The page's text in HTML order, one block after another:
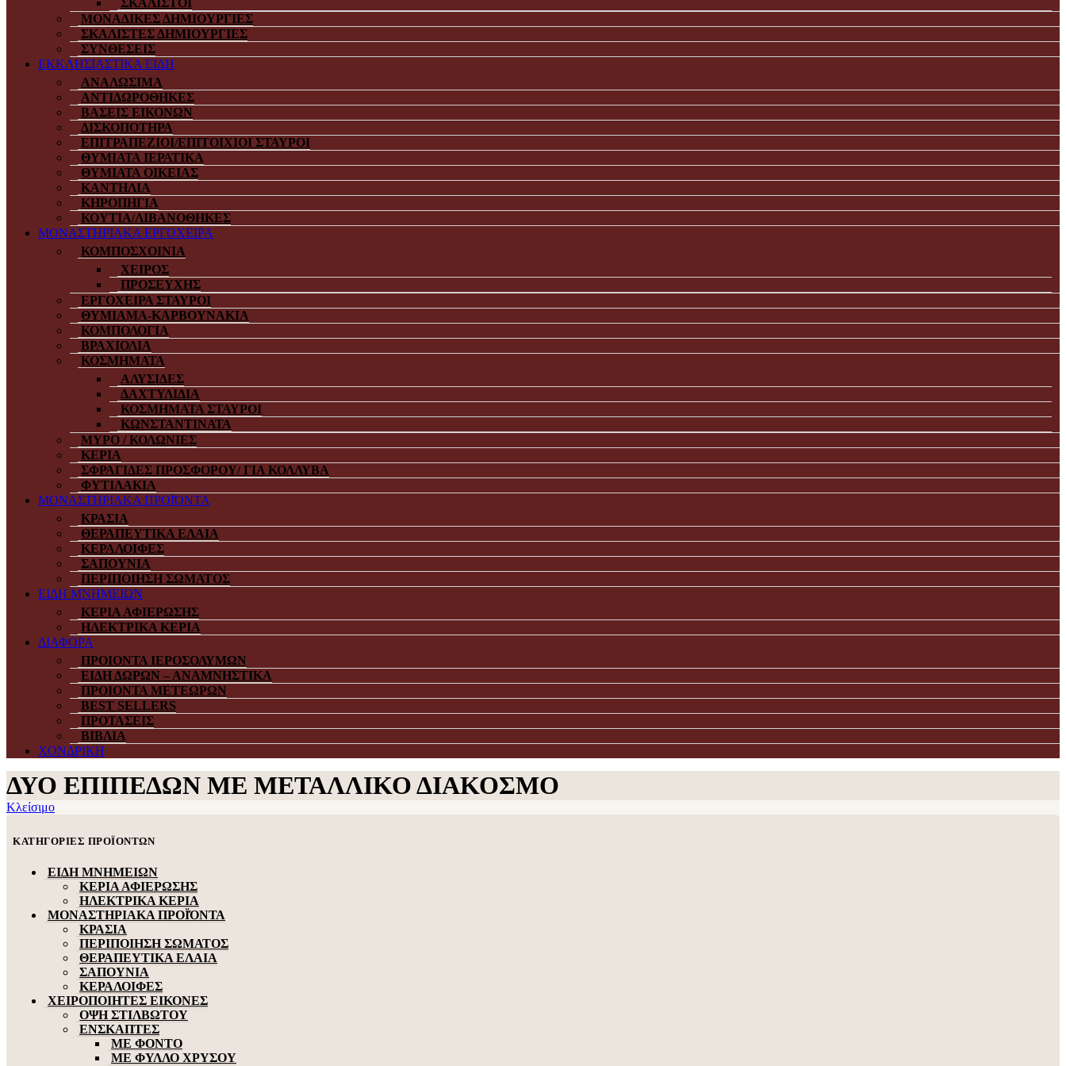
ΣΚΑΛΙΣΤΟΙ
ΜΟΝΑΔΙΚΕΣ ΔΗΜΙΟΥΡΓΙΕΣ
ΣΚΑΛΙΣΤΕΣ ΔΗΜΙΟΥΡΓΙΕΣ
ΣΥΝΘΕΣΕΙΣ
ΕΚΚΛΗΣΙΑΣΤΙΚΑ ΕΙΔΗ
ΑΝΑΛΩΣΙΜΑ
ΑΝΤΙΔΩΡΟΘΗΚΕΣ
ΒΑΣΕΙΣ ΕΙΚΟΝΩΝ
ΔΙΣΚΟΠΟΤΗΡΑ
ΕΠΙΤΡΑΠΕΖΙΟΙ/ΕΠΙΤΟΙΧΙΟΙ ΣΤΑΥΡΟΙ
ΘΥΜΙΑΤΑ ΙΕΡΑΤΙΚΑ
ΘΥΜΙΑΤΑ ΟΙΚΕΙΑΣ
ΚΑΝΤΗΛΙΑ
ΚΗΡΟΠΗΓΙΑ
ΚΟΥΤΙΑ/ΛΙΒΑΝΟΘΗΚΕΣ
ΜΟΝΑΣΤΗΡΙΑΚΑ ΕΡΓΟΧΕΙΡΑ
ΚΟΜΠΟΣΧΟΙΝΙΑ
ΧΕΙΡΟΣ
ΠΡΟΣΕΥΧΗΣ
ΕΡΓΟΧΕΙΡΑ ΣΤΑΥΡΟΙ
ΘΥΜΙΑΜΑ-ΚΑΡΒΟΥΝΑΚΙΑ
ΚΟΜΠΟΛΟΓΙΑ
ΒΡΑΧΙΟΛΙΑ
ΚΟΣΜΗΜΑΤΑ
ΑΛΥΣΙΔΕΣ
ΔΑΧΤΥΛΙΔΙΑ
ΚΟΣΜΗΜΑΤΑ ΣΤΑΥΡΟΙ
ΚΩΝΣΤΑΝΤΙΝΑΤΑ
ΜΥΡΟ / ΚΟΛΩΝΙΕΣ
ΚΕΡΙΑ
ΣΦΡΑΓΙΔΕΣ ΠΡΟΣΦΟΡΟΥ/ ΓΙΑ ΚΟΛΛΥΒΑ
ΦΥΤΙΛΑΚΙΑ
ΜΟΝΑΣΤΗΡΙΑΚΑ ΠΡΟΪΌΝΤΑ
ΚΡΑΣΙΑ
ΘΕΡΑΠΕΥΤΙΚΑ ΕΛΑΙΑ
ΚΕΡΑΛΟΙΦΕΣ
ΣΑΠΟΥΝΙΑ
ΠΕΡΙΠΟΙΗΣΗ ΣΩΜΑΤΟΣ
ΕΙΔΗ ΜΝΗΜΕΙΩΝ
ΚΕΡΙΑ ΑΦΙΕΡΩΣΗΣ
ΗΛΕΚΤΡΙΚΑ ΚΕΡΙΑ
ΔΙΑΦΟΡΑ
ΠΡΟΙΟΝΤΑ ΙΕΡΟΣΟΛΥΜΩΝ
ΕΙΔΗ ΔΩΡΩΝ – ΑΝΑΜΝΗΣΤΙΚΑ
ΠΡΟΙΟΝΤΑ ΜΕΤΕΩΡΩΝ
BEST SELLERS
ΠΡΟΤΑΣΕΙΣ
ΒΙΒΛΙΑ
ΧΟΝΔΡΙΚΗ
ΔΥΟ ΕΠΙΠΕΔΩΝ ΜΕ ΜΕΤΑΛΛΙΚΟ ΔΙΑΚΟΣΜΟ
Κλείσιμο
ΚΑΤΗΓΟΡΙΕΣ ΠΡΟΪΟΝΤΩΝ
ΕΙΔΗ ΜΝΗΜΕΙΩΝ
ΚΕΡΙΑ ΑΦΙΕΡΩΣΗΣ
ΗΛΕΚΤΡΙΚΑ ΚΕΡΙΑ
ΜΟΝΑΣΤΗΡΙΑΚΑ ΠΡΟΪΌΝΤΑ
ΚΡΑΣΙΑ
ΠΕΡΙΠΟΙΗΣΗ ΣΩΜΑΤΟΣ
ΘΕΡΑΠΕΥΤΙΚΑ ΕΛΑΙΑ
ΣΑΠΟΥΝΙΑ
ΚΕΡΑΛΟΙΦΕΣ
ΧΕΙΡΟΠΟΙΗΤΕΣ ΕΙΚΟΝΕΣ
ΟΨΗ ΣΤΙΛΒΩΤΟΥ
ΕΝΣΚΑΠΤΕΣ
ΜΕ ΦΟΝΤΟ
ΜΕ ΦΥΛΛΟ ΧΡΥΣΟΥ